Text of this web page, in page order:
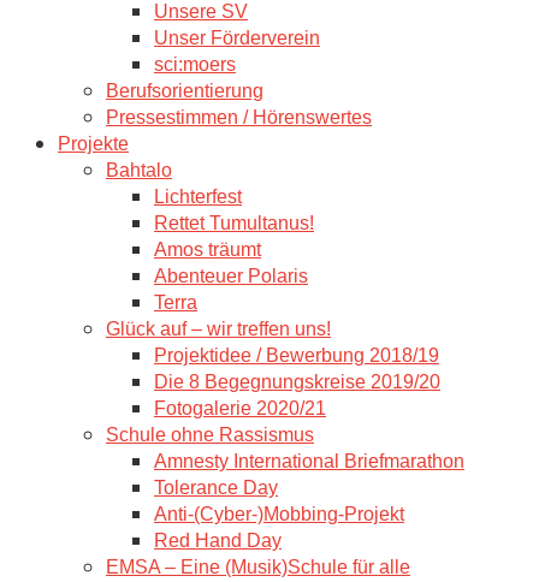
Unsere SV
Unser Förderverein
sci:moers
Berufsorientierung
Pressestimmen / Hörenswertes
Projekte
Bahtalo
Lichterfest
Rettet Tumultanus!
Amos träumt
Abenteuer Polaris
Terra
Glück auf – wir treffen uns!
Projektidee / Bewerbung 2018/19
Die 8 Begegnungskreise 2019/20
Fotogalerie 2020/21
Schule ohne Rassismus
Amnesty International Briefmarathon
Tolerance Day
Anti-(Cyber-)Mobbing-Projekt
Red Hand Day
EMSA – Eine (Musik)Schule für alle